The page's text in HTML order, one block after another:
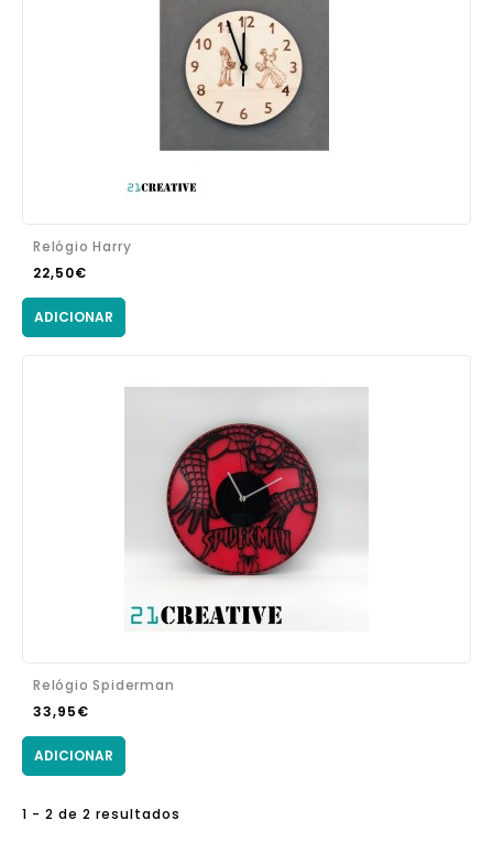
Relógio Harry
22,50€
ADICIONAR
Relógio Spiderman
33,95€
ADICIONAR
1 - 2 de 2 resultados